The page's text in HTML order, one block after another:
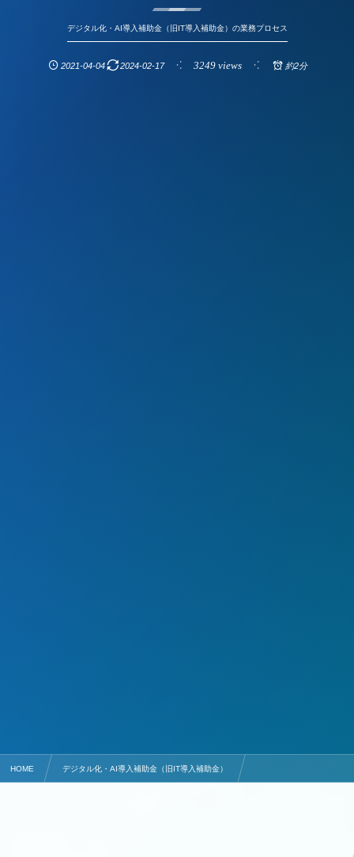
デジタル化・AI導入補助金（旧IT導入補助金）の業務プロセス
2021-04-04 2024-02-17 3249 views 約2分
HOME デジタル化・AI導入補助金（旧IT導入補助金）